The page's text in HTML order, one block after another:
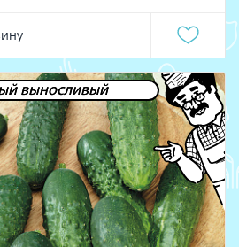
выносливый